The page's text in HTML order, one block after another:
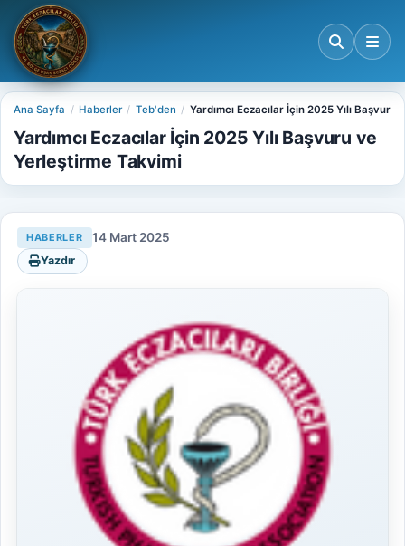
Ana Sayfa Haberler Teb'den Yardımcı Eczacılar İçin 2025 Yılı
Yardımcı Eczacılar İçin 2025 Yılı Başvuru ve
Yerleştirme Takvimi
HABERLER 14 Mart 2025
Yazdır